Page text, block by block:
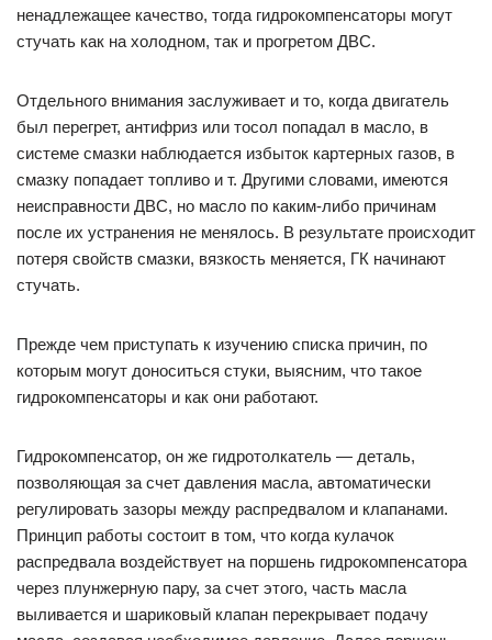
ненадлежащее качество, тогда гидрокомпенсаторы могут
стучать как на холодном, так и прогретом ДВС.
Отдельного внимания заслуживает и то, когда двигатель
был перегрет, антифриз или тосол попадал в масло, в
системе смазки наблюдается избыток картерных газов, в
смазку попадает топливо и т. Другими словами, имеются
неисправности ДВС, но масло по каким-либо причинам
после их устранения не менялось. В результате происходит
потеря свойств смазки, вязкость меняется, ГК начинают
стучать.
Прежде чем приступать к изучению списка причин, по
которым могут доноситься стуки, выясним, что такое
гидрокомпенсаторы и как они работают.
Гидрокомпенсатор, он же гидротолкатель — деталь,
позволяющая за счет давления масла, автоматически
регулировать зазоры между распредвалом и клапанами.
Принцип работы состоит в том, что когда кулачок
распредвала воздействует на поршень гидрокомпенсатора
через плунжерную пару, за счет этого, часть масла
выливается и шариковый клапан перекрывает подачу